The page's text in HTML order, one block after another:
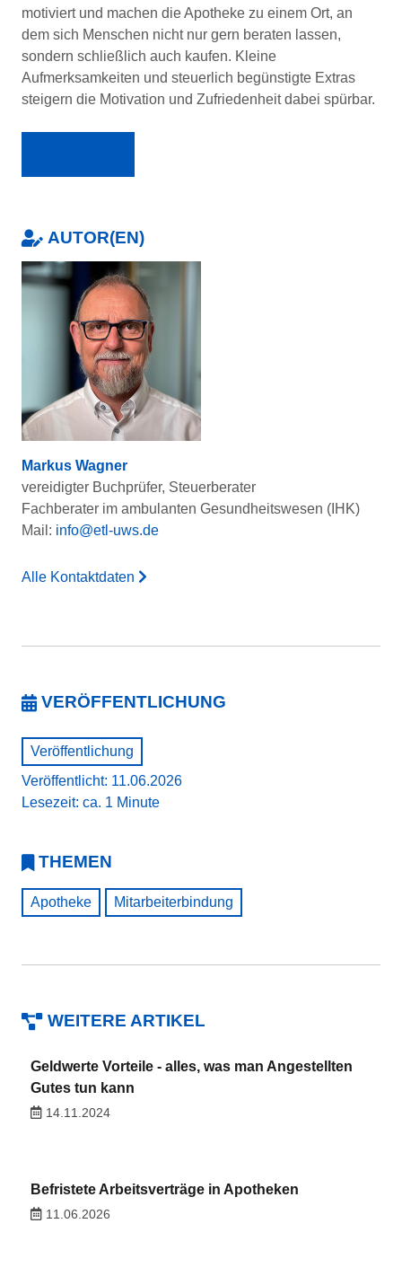
motiviert und machen die Apotheke zu einem Ort, an
dem sich Menschen nicht nur gern beraten lassen,
sondern schließlich auch kaufen. Kleine
Aufmerksamkeiten und steuerlich begünstigte Extras
steigern die Motivation und Zufriedenheit dabei spürbar.
AUTOR(EN)
Markus Wagner
vereidigter Buchprüfer, Steuerberater
Fachberater im ambulanten Gesundheitswesen (IHK)
Mail: info@etl-uws.de
Alle Kontaktdaten
VERÖFFENTLICHUNG
Veröffentlichung
Veröffentlicht: 11.06.2026
Lesezeit: ca. 1 Minute
THEMEN
Apotheke Mitarbeiterbindung
WEITERE ARTIKEL
Geldwerte Vorteile - alles, was man Angestellten
Gutes tun kann
14.11.2024
Befristete Arbeitsverträge in Apotheken
11.06.2026